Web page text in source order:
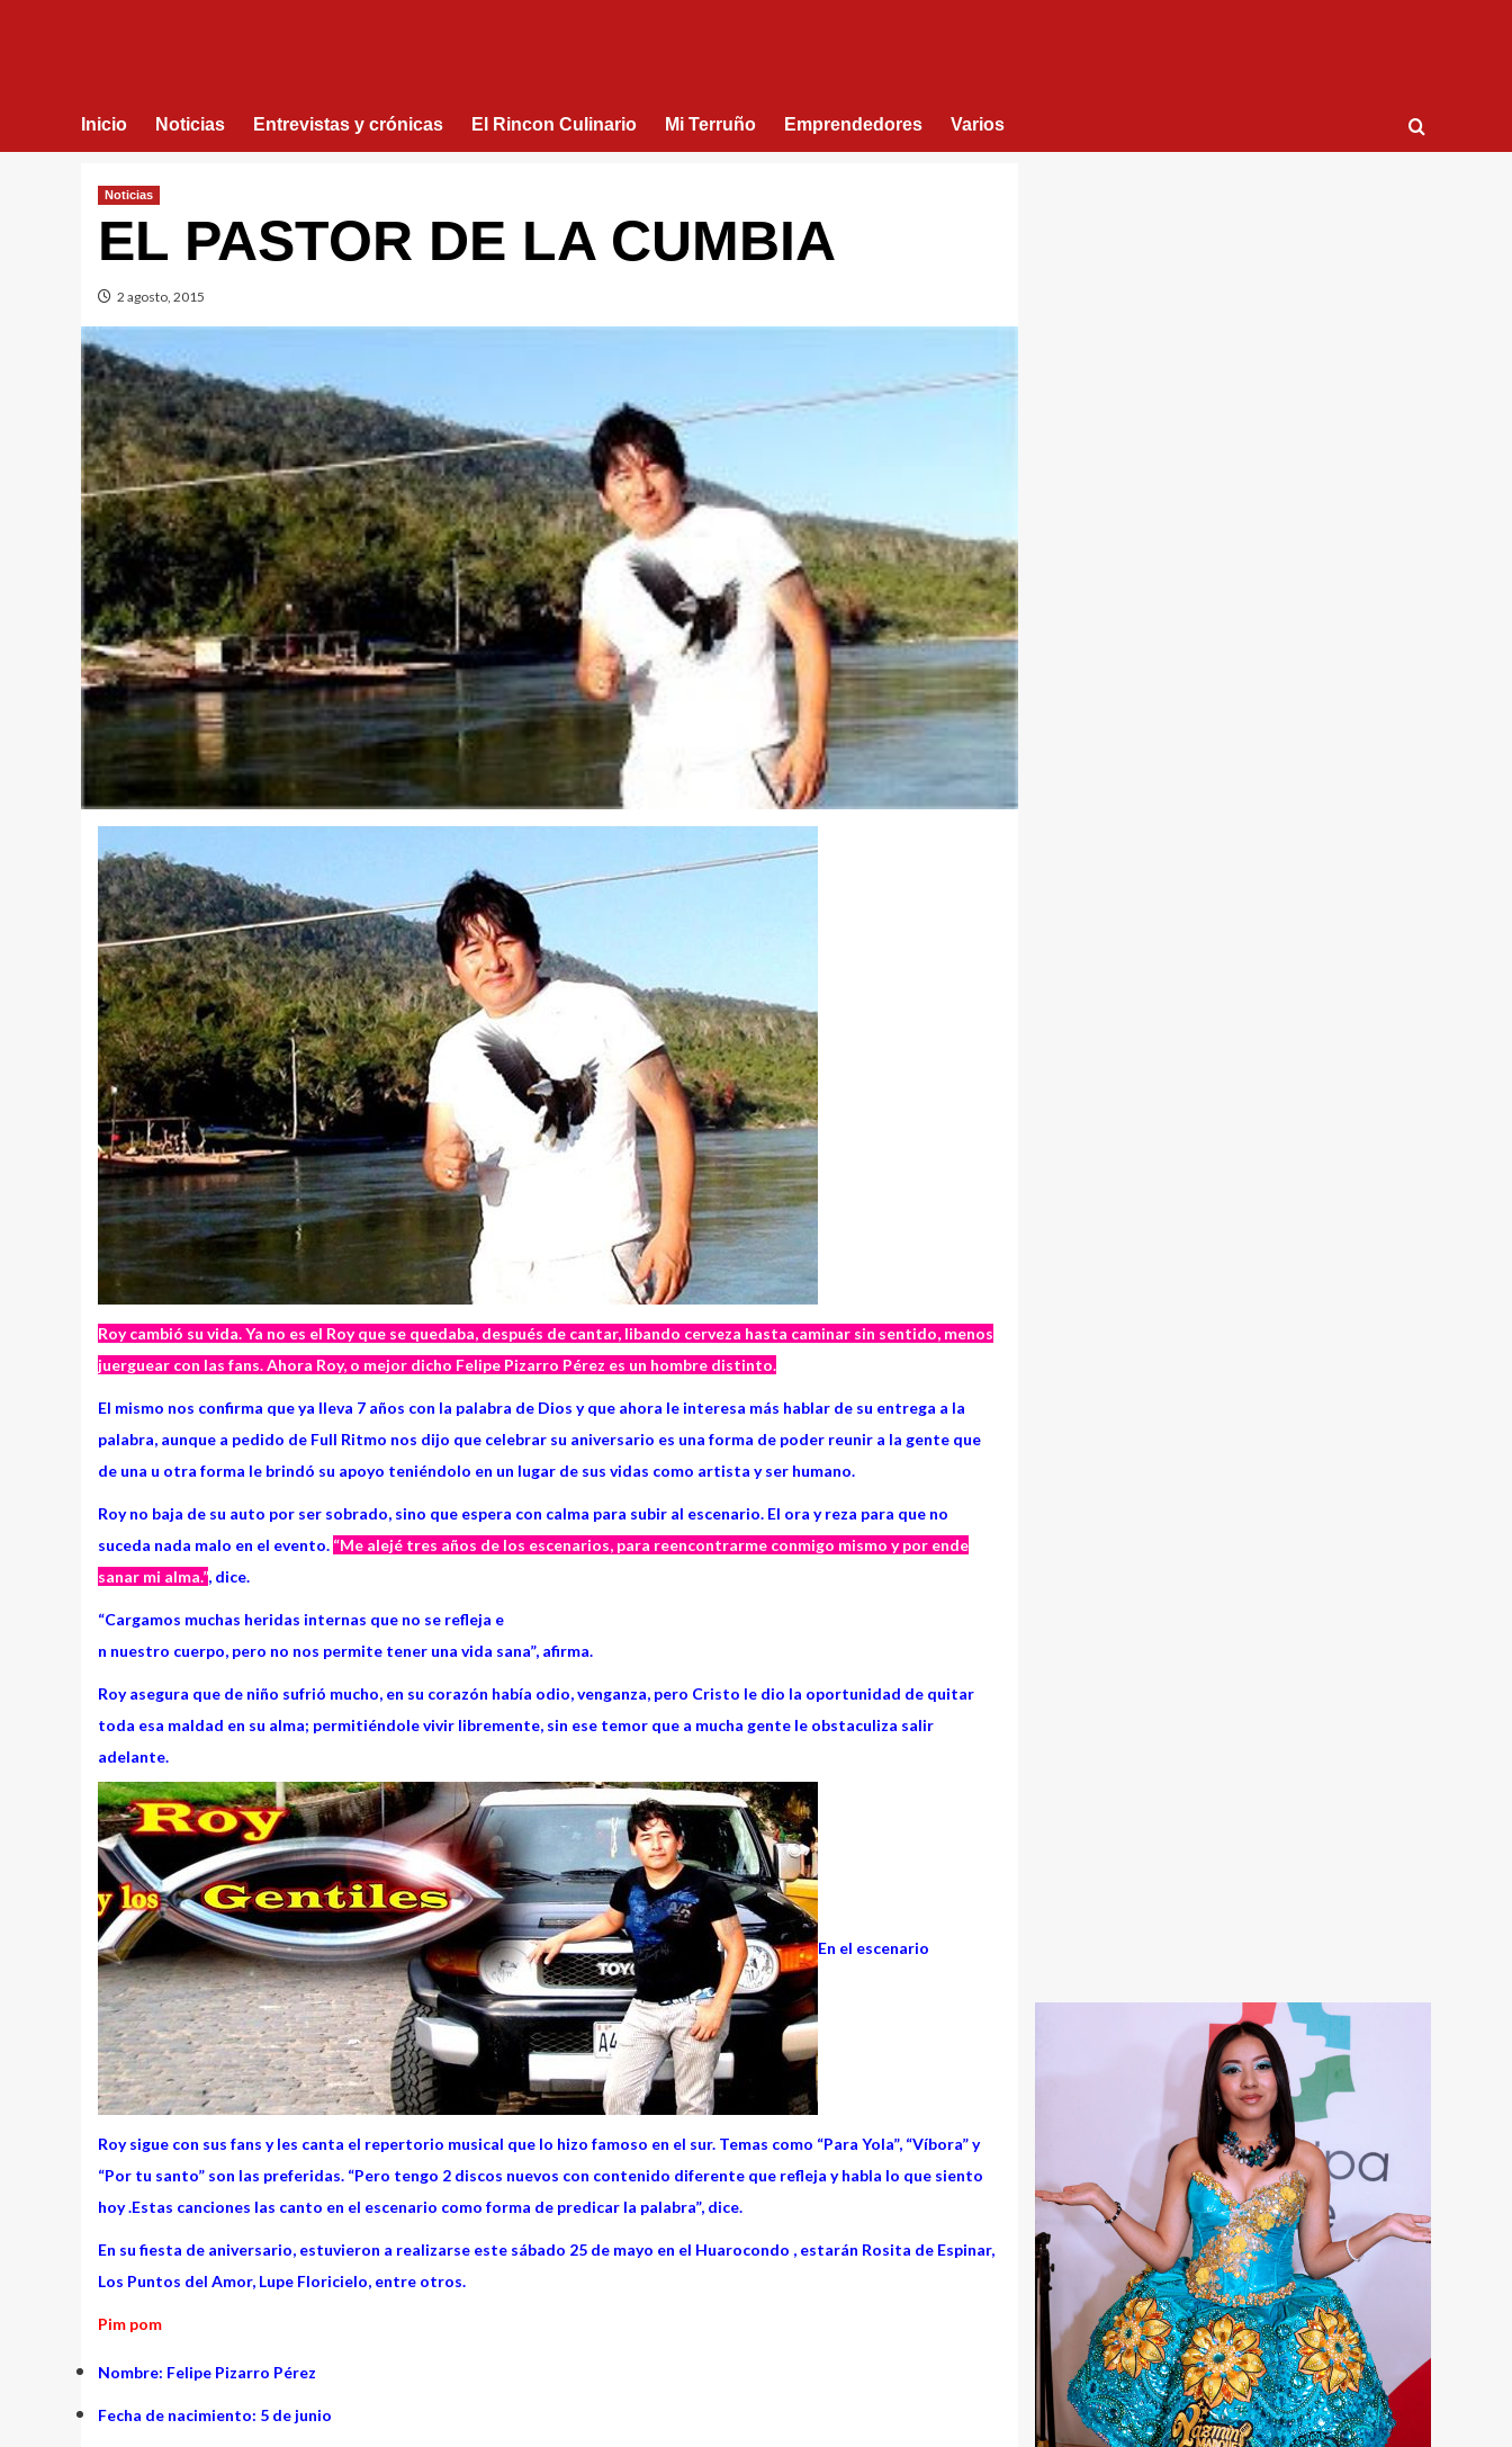
Inicio Noticias Entrevistas y crónicas El Rincon Culinario Mi Terruño Emprendedores Varios
Noticias
2 agosto, 2015
Roy cambió su vida. Ya no es el Roy que se quedaba, después de cantar, libando cerveza hasta caminar sin sentido, menos
juerguear con las fans. Ahora Roy, o mejor dicho Felipe Pizarro Pérez es un hombre distinto.
El mismo nos confirma que ya lleva 7 años con la palabra de Dios y que ahora le interesa más hablar de su entrega a la
palabra, aunque a pedido de Full Ritmo nos dijo que celebrar su aniversario es una forma de poder reunir a la gente que
de una u otra forma le brindó su apoyo teniéndolo en un lugar de sus vidas como artista y ser humano.
Roy no baja de su auto por ser sobrado, sino que espera con calma para subir al escenario. El ora y reza para que no
suceda nada malo en el evento. “Me alejé tres años de los escenarios, para reencontrarme conmigo mismo y por ende
sanar mi alma.”, dice.
“Cargamos muchas heridas internas que no se refleja e
n nuestro cuerpo, pero no nos permite tener una vida sana”, afirma.
Roy asegura que de niño sufrió mucho, en su corazón había odio, venganza, pero Cristo le dio la oportunidad de quitar
toda esa maldad en su alma; permitiéndole vivir libremente, sin ese temor que a mucha gente le obstaculiza salir
adelante.
En el escenario
Roy sigue con sus fans y les canta el repertorio musical que lo hizo famoso en el sur. Temas como “Para Yola”, “Víbora” y
“Por tu santo” son las preferidas. “Pero tengo 2 discos nuevos con contenido diferente que refleja y habla lo que siento
hoy .Estas canciones las canto en el escenario como forma de predicar la palabra”, dice.
En su fiesta de aniversario, estuvieron a realizarse este sábado 25 de mayo en el Huarocondo , estarán Rosita de Espinar,
Los Puntos del Amor, Lupe Floricielo, entre otros.
Pim pom
Nombre: Felipe Pizarro Pérez
Fecha de nacimiento: 5 de junio